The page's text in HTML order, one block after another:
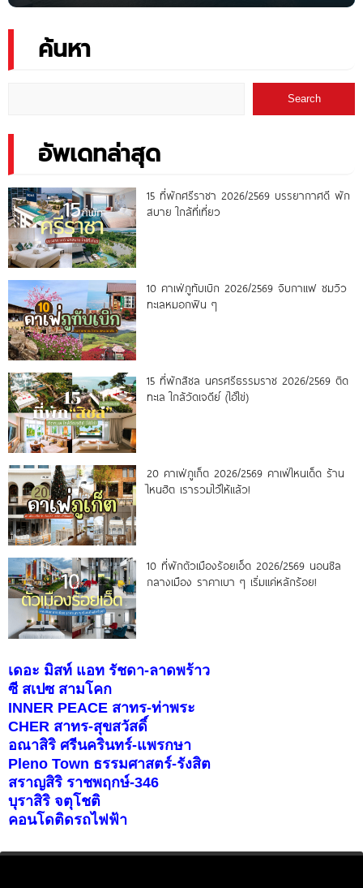
ค้นหา
Search
อัพเดทล่าสุด
15 ที่พักศรีราชา 2026/2569 บรรยากาศดี พัก
สบาย ใกล้ที่เที่ยว
10 คาเฟ่ภูทับเบิก 2026/2569 จิบกาแฟ ชมวิว
ทะเลหมอกฟิน ๆ
15 ที่พักสิชล นครศรีธรรมราช 2026/2569 ติด
ทะเล ใกล้วัดเจดีย์ (ไอ้ไข่)
20 คาเฟ่ภูเก็ต 2026/2569 คาเฟ่ไหนเด็ด ร้าน
ไหนฮิต เรารวมไว้ให้แล้ว!
10 ที่พักตัวเมืองร้อยเอ็ด 2026/2569 นอนชิล
กลางเมือง ราคาเบา ๆ เริ่มแค่หลักร้อย!
เดอะ มิสท์ แอท รัชดา-ลาดพร้าว
ซี สเปซ สามโคก
INNER PEACE สาทร-ท่าพระ
CHER สาทร-สุขสวัสดิ์
อณาสิริ ศรีนครินทร์-แพรกษา
Pleno Town ธรรมศาสตร์-รังสิต
สราญสิริ ราชพฤกษ์-346
บุราสิริ จตุโชติ
คอนโดติดรถไฟฟ้า